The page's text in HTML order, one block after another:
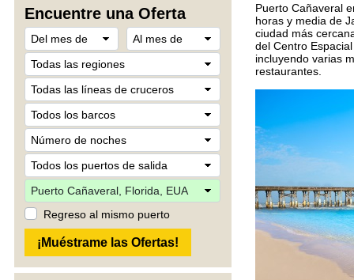
Encuentre una Oferta
Regreso al mismo puerto
Puerto Cañaveral
horas y media de
ciudad más
del Centro
incluyendo varias
restaurantes.